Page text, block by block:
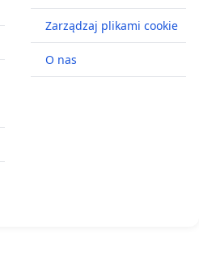
Zarządzaj plikami cookie
O nas